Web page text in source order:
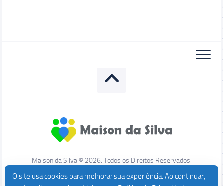
Maison da Silva © 2026. Todos os Direitos Reservados.
O site usa cookies para melhorar sua experiência. Ao continuar,